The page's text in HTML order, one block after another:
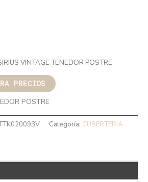
VINTAGE TENEDOR POSTRE
PRECIOS
POSTRE
Categoría: CUBERTERIA